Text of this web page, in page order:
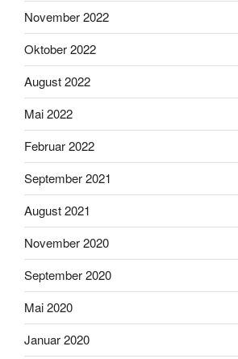
November 2022
Oktober 2022
August 2022
Mai 2022
Februar 2022
September 2021
August 2021
November 2020
September 2020
Mai 2020
Januar 2020